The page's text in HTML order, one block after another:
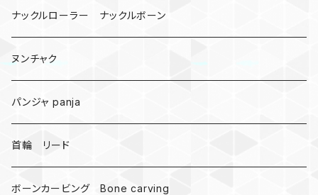
悪魔の鍵
爬虫類、蛇
DNA 螺旋
受注作成_名入り、ネーム
ナックルローラー ナックルボーン
ヌンチャク
パンジャ panja
首輪 リード
ボーンカービング Bone carving